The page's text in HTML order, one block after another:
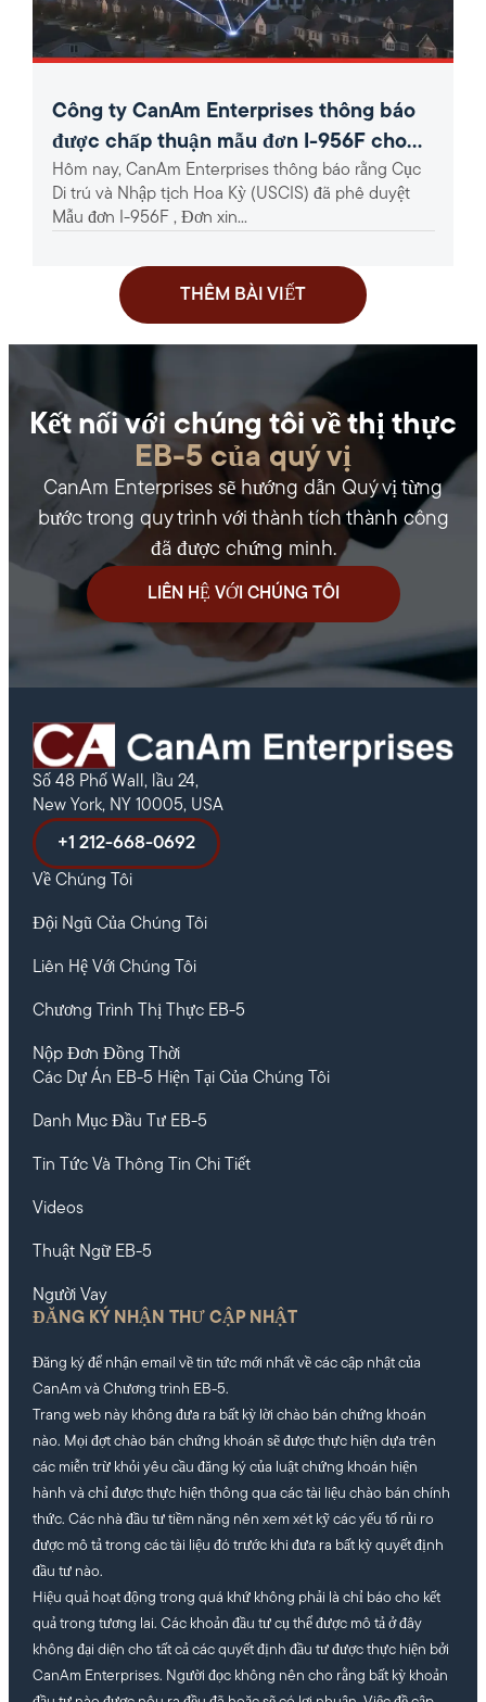
Công ty CanAm Enterprises thông báo
được chấp thuận mẫu đơn I-956F cho
dự án EB-5 khu vực nông thôn phủ sóng
rộng 360 độ.
Hôm nay, CanAm Enterprises thông báo rằng Cục
Di trú và Nhập tịch Hoa Kỳ (USCIS) đã phê duyệt
Mẫu đơn I-956F , Đơn xin...
THÊM BÀI VIẾT
Kết nối với chúng tôi về thị thực
EB-5 của quý vị
CanAm Enterprises sẽ hướng dẫn Quý vị từng
bước trong quy trình với thành tích thành công
đã được chứng minh.
LIÊN HỆ VỚI CHÚNG TÔI
Số 48 Phố Wall, lầu 24,
New York, NY 10005, USA
+1 212-668-0692
Về Chúng Tôi
Đội Ngũ Của Chúng Tôi
Liên Hệ Với Chúng Tôi
Chương Trình Thị Thực EB-5
Nộp Đơn Đồng Thời
Các Dự Án EB-5 Hiện Tại Của Chúng Tôi
Danh Mục Đầu Tư EB-5
Tin Tức Và Thông Tin Chi Tiết
Videos
Thuật Ngữ EB-5
Người Vay
ĐĂNG KÝ NHẬN THƯ CẬP NHẬT
Đăng ký để nhận email về tin tức mới nhất về các cập nhật của
CanAm và Chương trình EB-5.
Trang web này không đưa ra bất kỳ lời chào bán chứng khoán
nào. Mọi đợt chào bán chứng khoán sẽ được thực hiện dựa trên
các miễn trừ khỏi yêu cầu đăng ký của luật chứng khoán hiện
hành và chỉ được thực hiện thông qua các tài liệu chào bán chính
thức. Các nhà đầu tư tiềm năng nên xem xét kỹ các yếu tố rủi ro
được mô tả trong các tài liệu đó trước khi đưa ra bất kỳ quyết định
đầu tư nào.
Hiệu quả hoạt động trong quá khứ không phải là chỉ báo cho kết
quả trong tương lai. Các khoản đầu tư cụ thể được mô tả ở đây
không đại diện cho tất cả các quyết định đầu tư được thực hiện bởi
CanAm Enterprises. Người đọc không nên cho rằng bất kỳ khoản